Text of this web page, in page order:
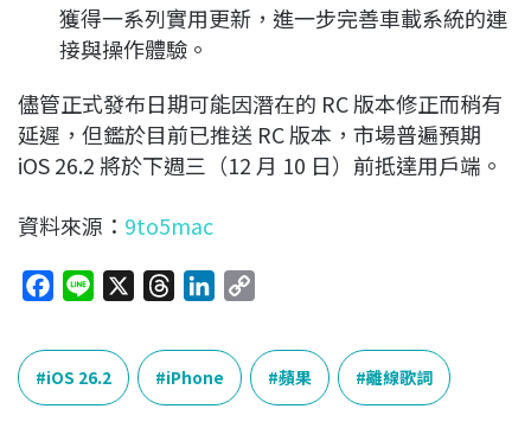
獲得一系列實用更新，進一步完善車載系統的連
接與操作體驗。
儘管正式發布日期可能因潛在的 RC 版本修正而稍有
延遲，但鑑於目前已推送 RC 版本，市場普遍預期
iOS 26.2 將於下週三（12 月 10 日）前抵達用戶端。
資料來源： 9to5mac
c
e
b
n
e
r
e
a
n
k
e
p
L
iOS 26.2 iPhone 蘋果 離線歌詞